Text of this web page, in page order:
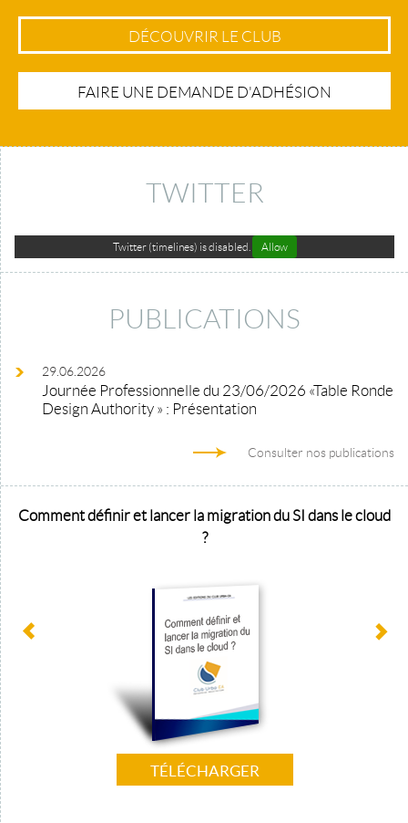
DÉCOUVRIR LE CLUB
FAIRE UNE DEMANDE D'ADHÉSION
TWITTER
Twitter (timelines) is disabled. Allow
PUBLICATIONS
29.06.2026
Journée Professionnelle du 23/06/2026 «Table Ronde
Design Authority » : Présentation
Consulter nos publications
Comment définir et lancer la migration du SI dans le cloud
?
TÉLÉCHARGER